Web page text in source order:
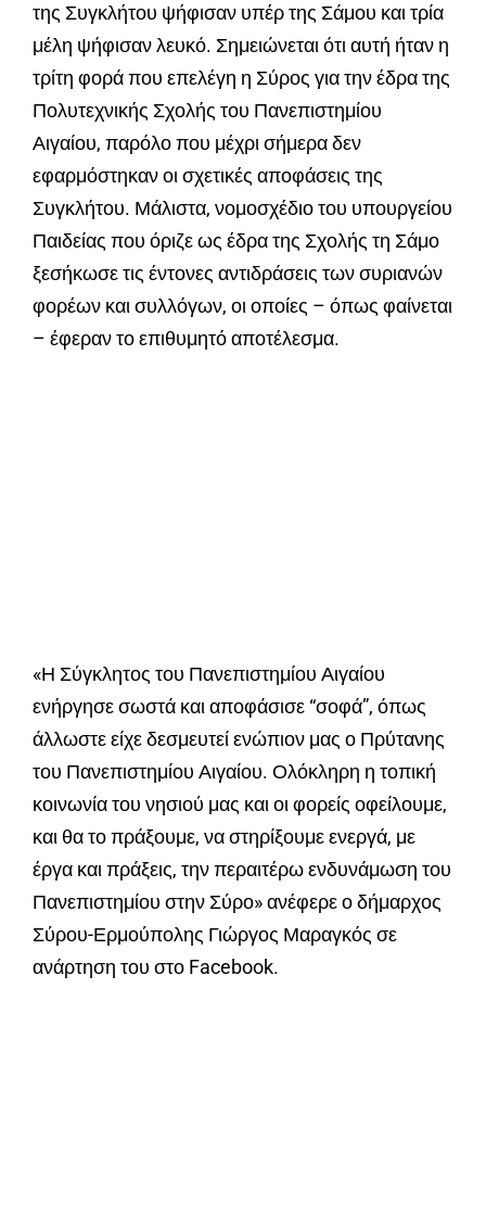
της Συγκλήτου ψήφισαν υπέρ της Σάμου και τρία
μέλη ψήφισαν λευκό. Σημειώνεται ότι αυτή ήταν η
τρίτη φορά που επελέγη η Σύρος για την έδρα της
Πολυτεχνικής Σχολής του Πανεπιστημίου
Αιγαίου, παρόλο που μέχρι σήμερα δεν
εφαρμόστηκαν οι σχετικές αποφάσεις της
Συγκλήτου. Μάλιστα, νομοσχέδιο του υπουργείου
Παιδείας που όριζε ως έδρα της Σχολής τη Σάμο
ξεσήκωσε τις έντονες αντιδράσεις των συριανών
φορέων και συλλόγων, οι οποίες – όπως φαίνεται
– έφεραν το επιθυμητό αποτέλεσμα.
«Η Σύγκλητος του Πανεπιστημίου Αιγαίου
ενήργησε σωστά και αποφάσισε “σοφά”, όπως
άλλωστε είχε δεσμευτεί ενώπιον μας ο Πρύτανης
του Πανεπιστημίου Αιγαίου. Ολόκληρη η τοπική
κοινωνία του νησιού μας και οι φορείς οφείλουμε,
και θα το πράξουμε, να στηρίξουμε ενεργά, με
έργα και πράξεις, την περαιτέρω ενδυνάμωση του
Πανεπιστημίου στην Σύρο» ανέφερε ο δήμαρχος
Σύρου-Ερμούπολης Γιώργος Μαραγκός σε
ανάρτηση του στο Facebook.